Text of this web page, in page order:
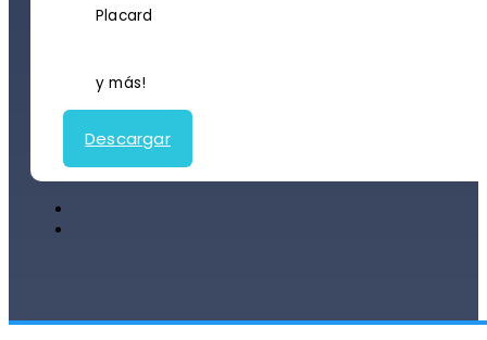
Placard
y más!
Descargar